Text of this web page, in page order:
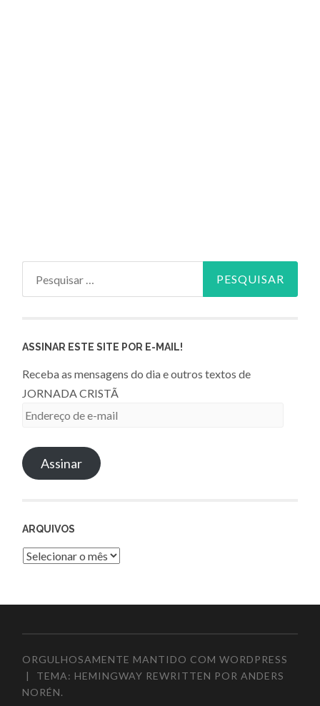
ASSINAR ESTE SITE POR E-MAIL!
Receba as mensagens do dia e outros textos de
JORNADA CRISTÃ
Endereço
e-
mailAssinar
ARQUIVOS
Arquivos
ORGULHOSAMENTE MANTIDO COM WORDPRESS
|
TEMA: HEMINGWAY REWRITTEN PORANDERS
NORÉN.